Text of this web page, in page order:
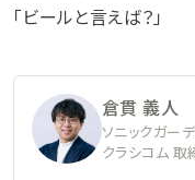
「ビールと言えば？」
倉貫 義人
ソニックガー
クラシコム 取